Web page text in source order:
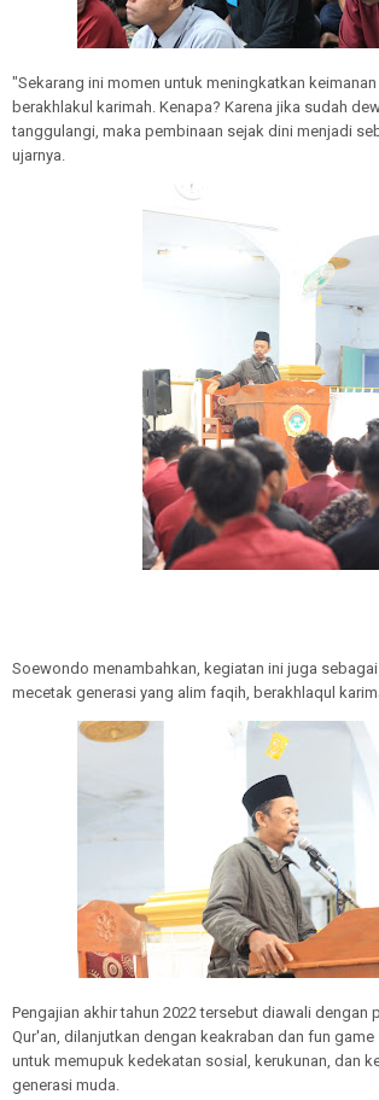
"Sekarang ini momen untuk meningkatkan
berakhlakul karimah. Kenapa? Karena jika sudah
tanggulangi, maka pembinaan sejak dini menjadi
ujarnya.
Soewondo menambahkan, kegiatan ini juga sebagai
mecetak generasi yang alim faqih, berakhlaqul
Pengajian akhir tahun 2022 tersebut diawali dengan
Qur'an, dilanjutkan dengan keakraban dan fun
untuk memupuk kedekatan sosial, kerukunan, dan
generasi muda.